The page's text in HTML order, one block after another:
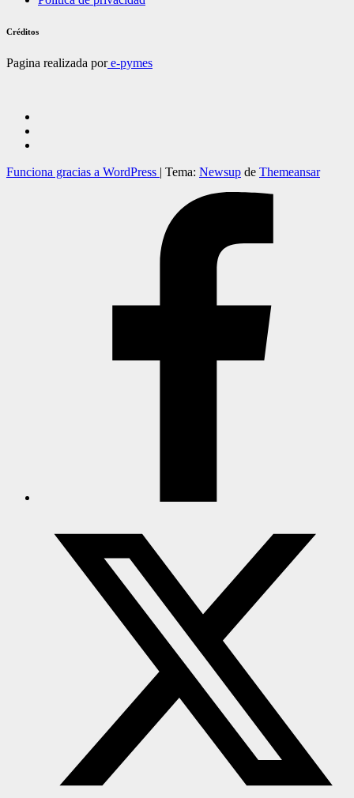
Créditos
Pagina realizada pore-pymes
Funciona gracias a WordPress | Tema: Newsup de Themeansar